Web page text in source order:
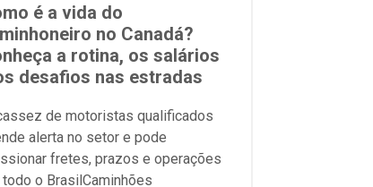
é a vida do
no Canadá?
a rotina, os salários
desafios nas estradas
de motoristas qualificados
alerta no setor e pode
fretes, prazos e operações
o BrasilCaminhões